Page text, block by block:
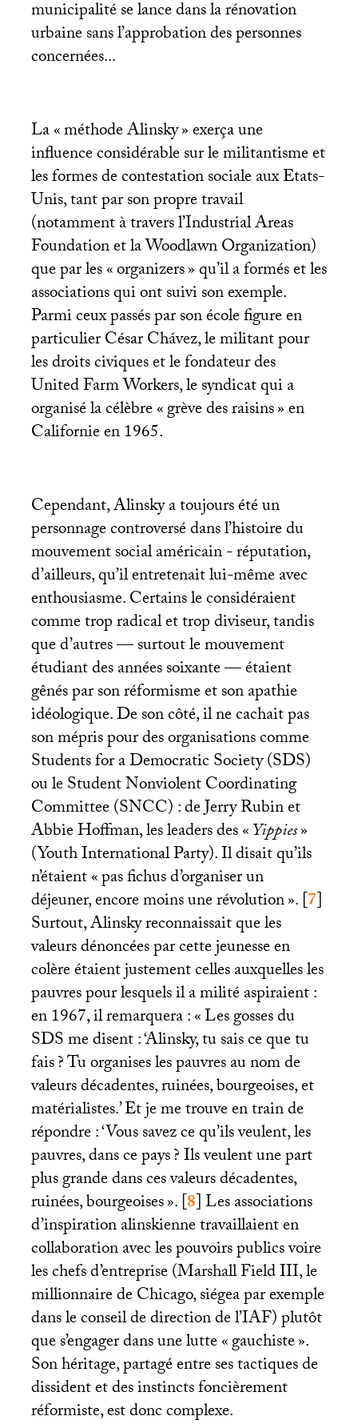
municipalité se lance dans la rénovation
urbaine sans l’approbation des personnes
concernées...
La «méthode Alinsky» exerça une
influence considérable sur le militantisme et
les formes de contestation sociale aux Etats-
Unis, tant par son propre travail
(notamment à travers l’Industrial Areas
Foundation et la Woodlawn Organization)
que par les «organizers» qu’il a formés et les
associations qui ont suivi son exemple.
Parmi ceux passés par son école figure en
particulier César Chávez, le militant pour
les droits civiques et le fondateur des
United Farm Workers, le syndicat qui a
organisé la célèbre «grève des raisins» en
Californie en 1965.
Cependant, Alinsky a toujours été un
personnage controversé dans l’histoire du
mouvement social américain - réputation,
d’ailleurs, qu’il entretenait lui-même avec
enthousiasme. Certains le considéraient
comme trop radical et trop diviseur, tandis
que d’autres — surtout le mouvement
étudiant des années soixante — étaient
gênés par son réformisme et son apathie
idéologique. De son côté, il ne cachait pas
son mépris pour des organisations comme
Students for a Democratic Society (SDS)
ou le Student Nonviolent Coordinating
Committee (SNCC) : de Jerry Rubin et
Abbie Hoffman, les leaders des «Yippies»
(Youth International Party). Il disait qu’ils
n’étaient «pas fichus d’organiser un
déjeuner, encore moins une révolution».[7]
Surtout, Alinsky reconnaissait que les
valeurs dénoncées par cette jeunesse en
colère étaient justement celles auxquelles les
pauvres pour lesquels il a milité aspiraient :
en 1967, il remarquera : «Les gosses du
SDSme disent : ‘Alinsky, tu sais ce que tu
fais? Tu organises les pauvres au nom de
valeurs décadentes, ruinées, bourgeoises, et
matérialistes.’ Et je me trouve en train de
répondre : ‘Vous savez ce qu’ils veulent, les
pauvres, dans ce pays? Ils veulent une part
plus grande dans ces valeurs décadentes,
ruinées, bourgeoises».[8]Les associations
d’inspiration alinskienne travaillaient en
collaboration avec les pouvoirs publics voire
les chefs d’entreprise (Marshall FieldIII, le
millionnaire de Chicago, siégea par exemple
dans le conseil de direction de l’IAF) plutôt
que s’engager dans une lutte «gauchiste».
Son héritage, partagé entre ses tactiques de
dissident et des instincts foncièrement
réformiste, est donc complexe.